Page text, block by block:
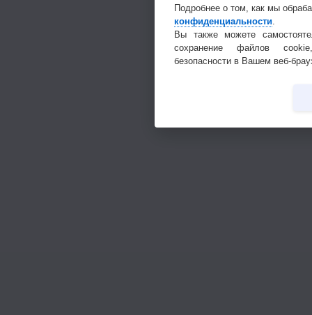
Подробнее о том, как мы
конфиденциальности.
Вы также можете
сохранение файлов
безопасности в Вашем веб-